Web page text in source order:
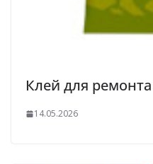
Клей для
14.05.2026